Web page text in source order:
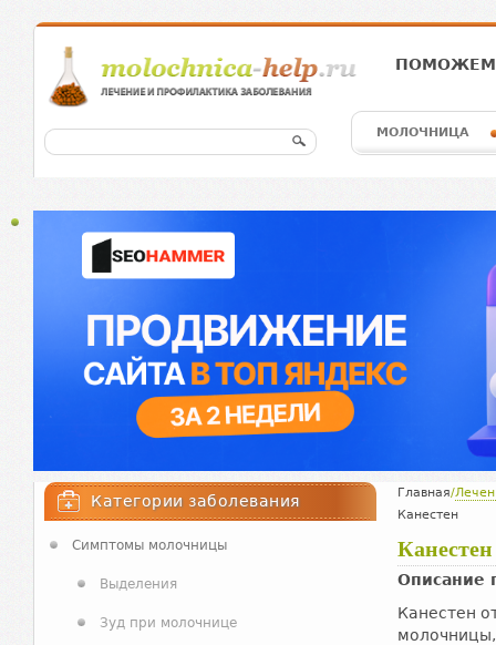
ПОМОЖЕМ
МОЛОЧНИЦА
Категории заболевания
Симптомы молочницы
Выделения
Зуд при молочнице
Главная/
Канестен
Канестен
Описание
Канестен